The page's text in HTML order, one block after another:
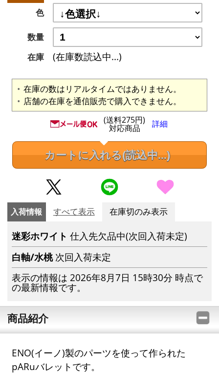
色
数量
在庫
(在庫数読込中...)
在庫の数はリアルタイムではありません。
店舗の在庫を通信販売で購入できません。
(送料275円)
対応商品 詳細
カートに入れる(読込中...)
入荷情報 すべて表示 在庫切のみ表示
迷彩ホワイト仕入先欠品中(次回入荷未定)
白軸/水桃 次回入荷未定
表示の情報は 2026年8月7日 15時30分 時点で
の最新情報です。
商品紹介
ENO(イーノ)製のパーツを使って作られた
pARuバレットです。